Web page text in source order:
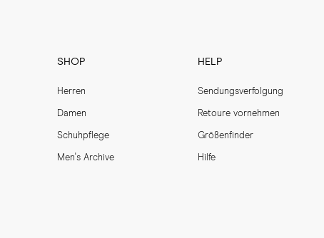
SHOP
Herren
Damen
Schuhpflege
Men's Archive
HELP
Sendungsverfolgung
Retoure vornehmen
Größenfinder
Hilfe